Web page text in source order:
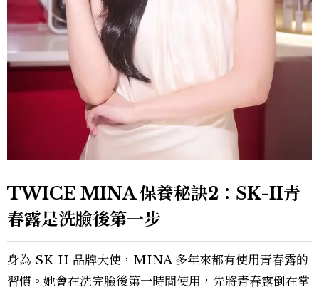
TWICE MINA 保養秘訣2：SK-II青
春露是洗臉後第一步
身為 SK-II 品牌大使，MINA 多年來都有使用青春露的
習慣。她會在洗完臉後第一時間使用，先將青春露倒在掌